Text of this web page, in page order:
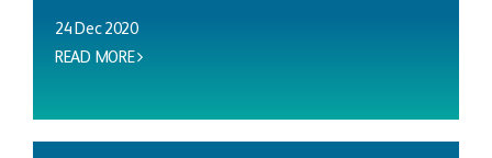
24 Dec 2020
READ MORE